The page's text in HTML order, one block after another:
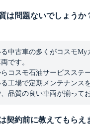
は問題ないでしょうか
中古車の多くがコスモMy
です。
コスモ石油サービスステ
工場で定期メンテナンス
品質の良い車両が揃って
契約前に教えてもらえ